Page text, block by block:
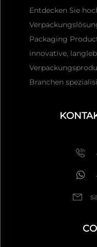
Entdecken Sie
Packaging
innovative,
Branchen